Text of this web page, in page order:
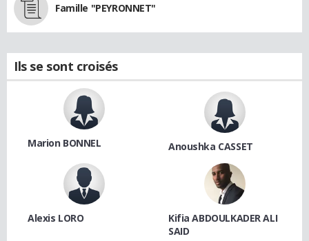
Famille "PEYRONNET"
Ils se sont croisés
Marion BONNEL Anoushka CASSET
Alexis LORO
Kifia ABDOULKADER ALI
SAID